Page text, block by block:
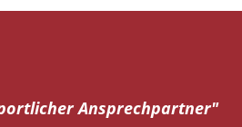
Ansprechpartner"